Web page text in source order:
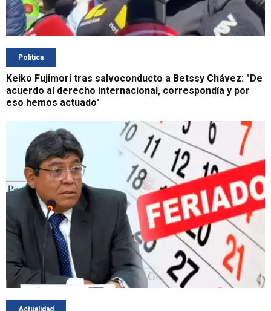
Política
Keiko Fujimori tras salvoconducto a Betssy Chávez: "De
acuerdo al derecho internacional, correspondía y por
eso hemos actuado"
Actualidad